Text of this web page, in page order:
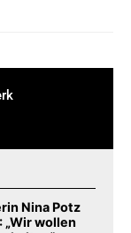
Nina Potz
„Wir wollen